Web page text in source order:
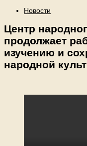
Новости
Центр
продолжает
изучению и
народной